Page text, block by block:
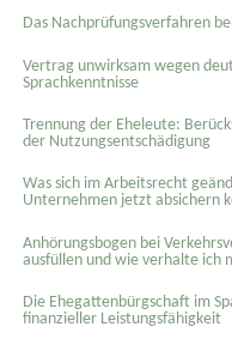
Das Nachprüfungsverfahren
Vertrag unwirksam wegen
Sprachkenntnisse
Trennung der Eheleute:
der Nutzungsentschädigung
Was sich im Arbeitsrecht
Unternehmen jetzt absichern
Anhörungsbogen bei
ausfüllen und wie verhalte ich
Die Ehegattenbürgschaft im
finanzieller Leistungsfähigkeit